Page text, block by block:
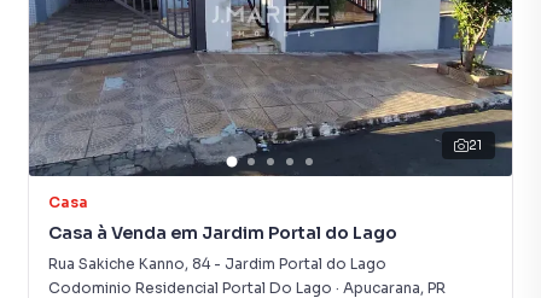
21
Casa
Casa à Venda em Jardim Portal do Lago
Rua Sakiche Kanno, 84- Jardim Portal do Lago
Codominio Residencial Portal Do Lago · Apucarana, PR